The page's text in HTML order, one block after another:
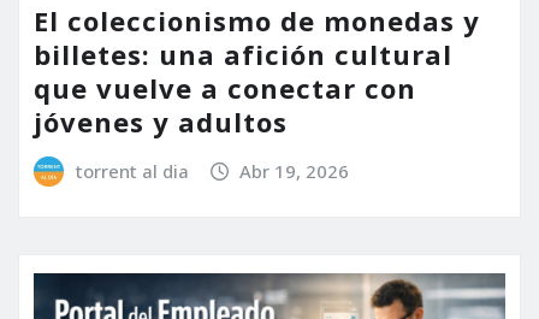
El coleccionismo de monedas y
billetes: una afición cultural
que vuelve a conectar con
jóvenes y adultos
torrent al dia Abr 19, 2026